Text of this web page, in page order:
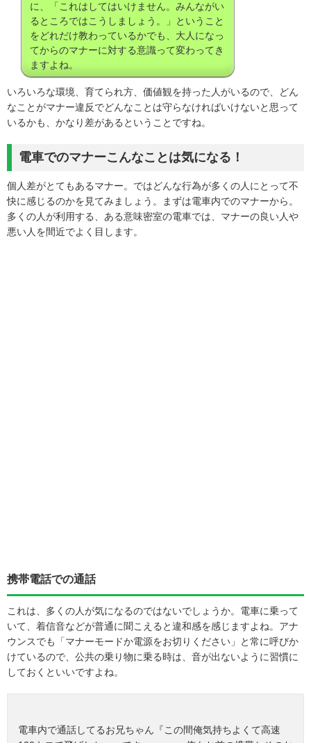
に、「これはしてはいけません。みんながい
るところではこうしましょう。」ということ
をどれだけ教わっているかでも、大人になっ
てからのマナーに対する意識って変わってき
ますよね。
いろいろな環境、育てられ方、価値観を持った人がいるので、どん
なことがマナー違反でどんなことは守らなければいけないと思って
いるかも、かなり差があるということですね。
電車でのマナーこんなことは気になる！
個人差がとてもあるマナー。ではどんな行為が多くの人にとって不
快に感じるのかを見てみましょう。まずは電車内でのマナーから。
多くの人が利用する、ある意味密室の電車では、マナーの良い人や
悪い人を間近でよく目します。
携帯電話での通話
これは、多くの人が気になるのではないでしょうか。電車に乗って
いて、着信音などが普通に聞こえると違和感を感じますよね。アナ
ウンスでも「マナーモードか電源をお切りください」と常に呼びか
けているので、公共の乗り物に乗る時は、音が出ないように習慣に
しておくといいですよね。
電車内で通話してるお兄ちゃん『この間俺気持ちよくて高速